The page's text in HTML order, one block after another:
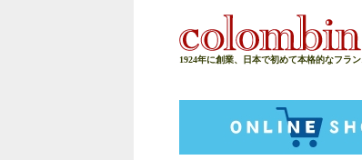
1924年に創業、日本で初めて本格的なフラ